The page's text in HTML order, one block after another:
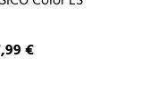
€